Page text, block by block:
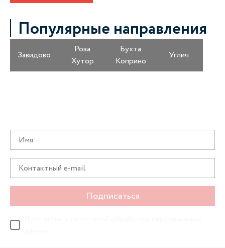
Популярные направления
Завидово
Роза
Хутор
Бухта
Коприно
Углич
Подписаться